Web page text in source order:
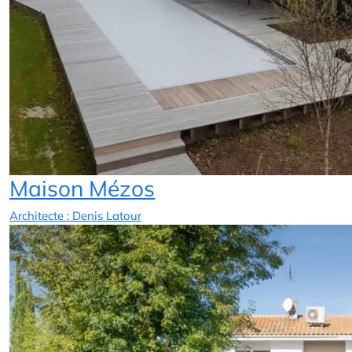
Maison Mézos
Architecte : Denis Latour